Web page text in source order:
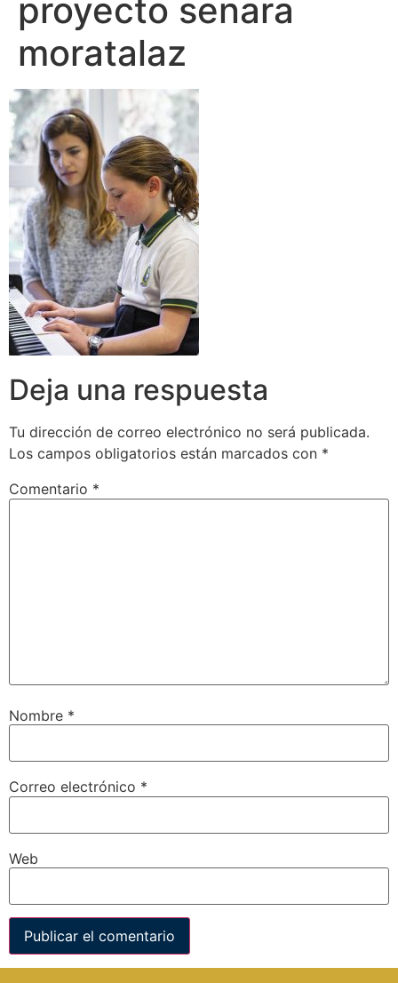
proyecto senara
moratalaz
Deja una respuesta
Tu dirección de correo electrónico no será publicada.
Los campos obligatorios están marcados con *
Comentario *
Nombre *
Correo electrónico *
Web